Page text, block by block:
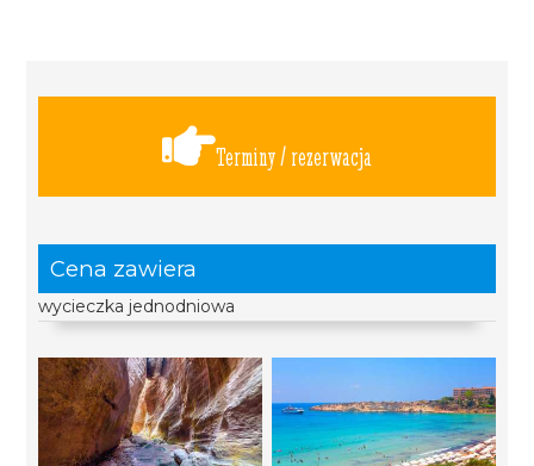
Terminy / rezerwacja
Cena zawiera
wycieczka jednodniowa